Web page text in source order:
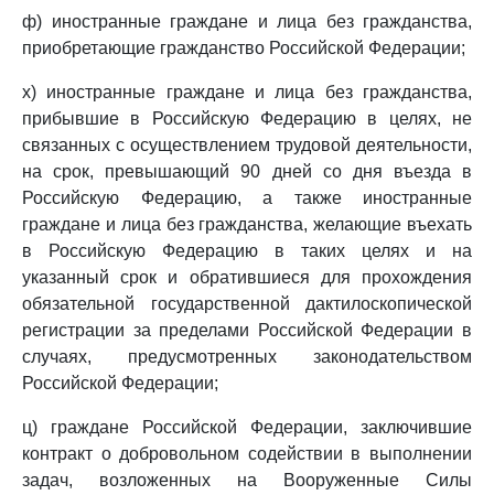
ф) иностранные граждане и лица без гражданства,
приобретающие гражданство Российской Федерации;
х) иностранные граждане и лица без гражданства,
прибывшие в Российскую Федерацию в целях, не
связанных с осуществлением трудовой деятельности,
на срок, превышающий 90 дней со дня въезда в
Российскую Федерацию, а также иностранные
граждане и лица без гражданства, желающие въехать
в Российскую Федерацию в таких целях и на
указанный срок и обратившиеся для прохождения
обязательной государственной дактилоскопической
регистрации за пределами Российской Федерации в
случаях, предусмотренных законодательством
Российской Федерации;
ц) граждане Российской Федерации, заключившие
контракт о добровольном содействии в выполнении
задач, возложенных на Вооруженные Силы